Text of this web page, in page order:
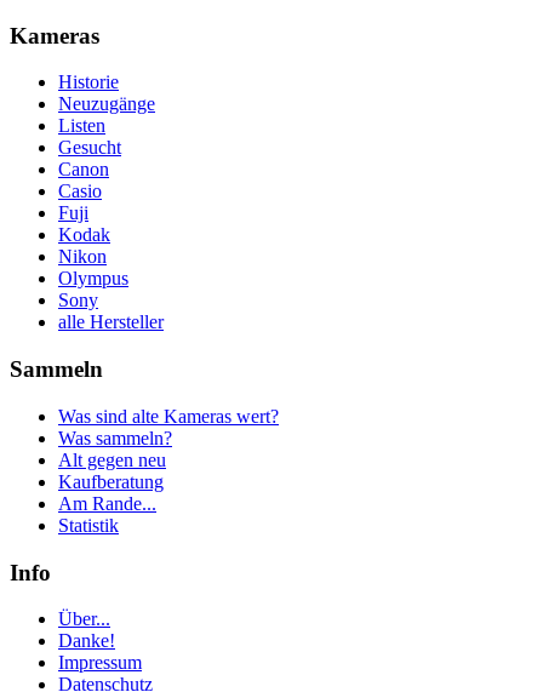
Kameras
Historie
Neuzugänge
Listen
Gesucht
Canon
Casio
Fuji
Kodak
Nikon
Olympus
Sony
alle Hersteller
Sammeln
Was sind alte Kameras wert?
Was sammeln?
Alt gegen neu
Kaufberatung
Am Rande...
Statistik
Info
Über...
Danke!
Impressum
Datenschutz